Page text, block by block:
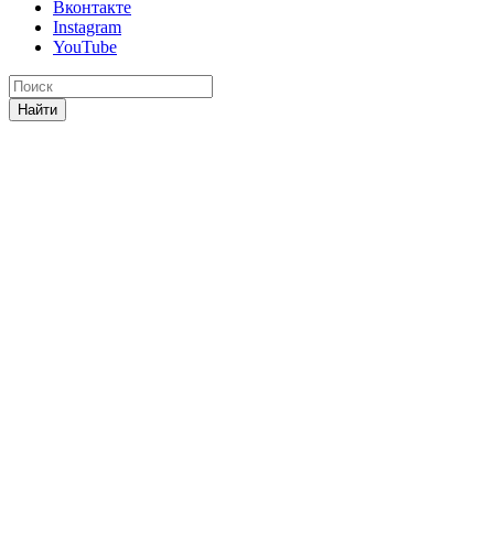
Вконтакте
Instagram
YouTube
Найти